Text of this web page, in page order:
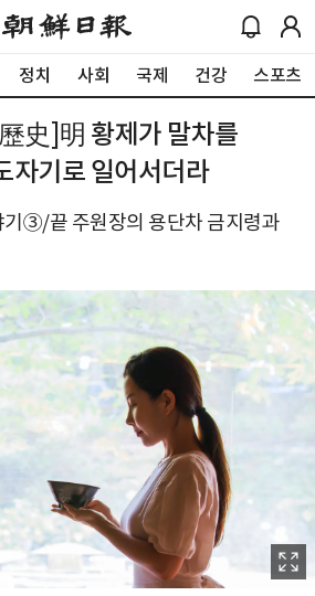
정치 사회 국제 건강 스포츠
史]明 황제가 말차를
자기로 일어서더라
③/끝 주원장의 용단차 금지령과